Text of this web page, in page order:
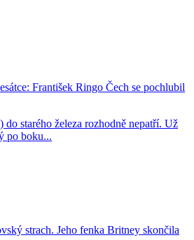
František Ringo Čech se pochlubil
starého železa rozhodně nepatří. Už
po boku...
strach. Jeho fenka Britney skončila